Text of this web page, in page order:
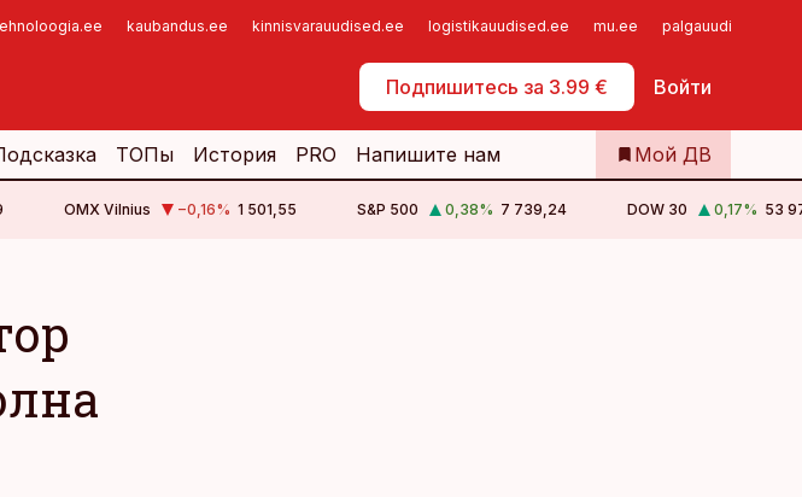
kaubandus.ee kinnisvarauudised.ee logistikauudised.ee mu.ee palgauudised.ee
Подпишитесь за 3.99 € Войти
Самообслуживание
ТОПы История PRO Напишите нам Мой ДВ
OMX Vilnius −0,16% 1 501,55 S&P 500 0,38% 7 739,24 DOW 30 0,17% 53